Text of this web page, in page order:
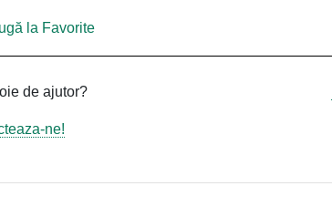
la Favorite
de ajutor?
ne!